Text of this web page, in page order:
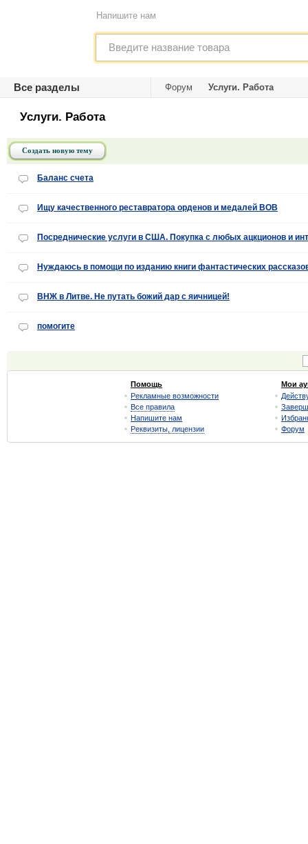
Напишите нам
Все разделы Форум Услуги. Работа
Услуги. Работа
Создать новую тему
Баланс счета
Ищу качественного реставратора орденов и медалей ВОВ
Посреднические услуги в США. Покупка с любых ацкционов и
Нуждаюсь в помощи по изданию книги фантастических
ВНЖ в Литве. Не путать божий дар с яичницей!
помогите
Помощь
Рекламные возможности
Все правила
Напишите нам
Реквизиты, лицензии
Мои
Форум